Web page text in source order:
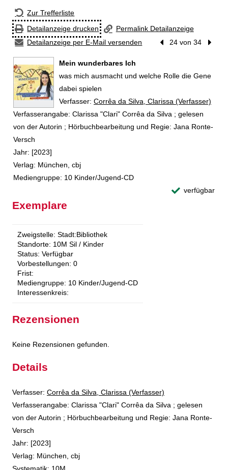
Zur Trefferliste
Detailanzeige drucken
Permalink Detailanzeige
Detailanzeige per E-Mail versenden
Vorheriger Treffer
24 von 34
Mein wunderbares Ich
was mich ausmacht und welche Rolle die Gene
dabei spielen
Verfasser: Suche nach diesem Verfasser
Corrêa da Silva, Clarissa (Verfasser)
Verfasserangabe: Clarissa "Clari" Corrêa da Silva ; gelesen
von der Autorin ; Hörbuchbearbeitung und Regie: Jana Ronte-
Versch
Jahr: [2023]
Verlag: München, cbj
Mediengruppe: 10 Kinder/Jugend-CD
verfügbar
Exemplare
Zweigstelle: Stadt:Bibliothek
Standorte: 10M Sil / Kinder
Status: Verfügbar
Vorbestellungen: 0
Frist:
Mediengruppe: 10 Kinder/Jugend-CD
Interessenkreis:
Rezensionen
Keine Rezensionen gefunden.
Details
Verfasser: Suche nach diesem Verfasser
Corrêa da Silva, Clarissa (Verfasser)
Verfasserangabe: Clarissa "Clari" Corrêa da Silva ; gelesen
von der Autorin ; Hörbuchbearbeitung und Regie: Jana Ronte-
Versch
Jahr: [2023]
Verlag: München, cbj